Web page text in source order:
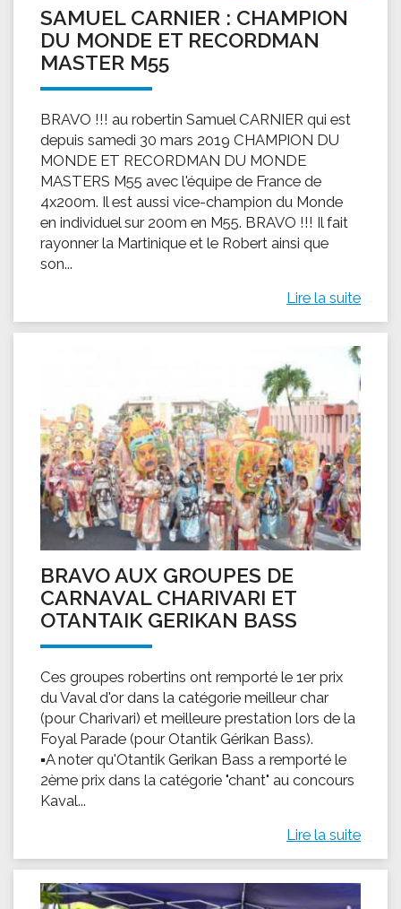
SAMUEL CARNIER : CHAMPION
DU MONDE ET RECORDMAN
MASTER M55
BRAVO !!! au robertin Samuel CARNIER qui est
depuis samedi 30 mars 2019 CHAMPION DU
MONDE ET RECORDMAN DU MONDE
MASTERS M55 avec l'équipe de France de
4x200m. Il est aussi vice-champion du Monde
en individuel sur 200m en M55. BRAVO !!! Il fait
rayonner la Martinique et le Robert ainsi que
son...
Lire la suite
BRAVO AUX GROUPES DE
CARNAVAL CHARIVARI ET
OTANTAIK GERIKAN BASS
Ces groupes robertins ont remporté le 1er prix
du Vaval d'or dans la catégorie meilleur char
(pour Charivari) et meilleure prestation lors de la
Foyal Parade (pour Otantik Gérikan Bass).
▪A noter qu'Otantik Gerikan Bass a remporté le
2ème prix dans la catégorie "chant" au concours
Kaval...
Lire la suite